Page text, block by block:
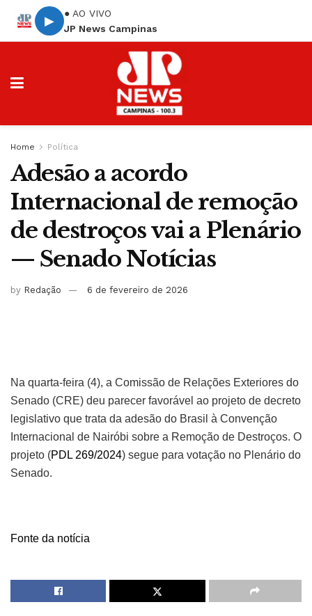
▶
● AO VIVO
JP News Campinas
Home Política
Adesão a acordo
Internacional de remoção
de destroços vai a Plenário
— Senado Notícias
by Redação 6 de fevereiro de 2026
Na quarta-feira (4), a Comissão de Relações Exteriores do
Senado (CRE) deu parecer favorável ao projeto de decreto
legislativo que trata da adesão do Brasil à Convenção
Internacional de Nairóbi sobre a Remoção de Destroços. O
projeto (PDL 269/2024) segue para votação no Plenário do
Senado.
Fonte da notícia